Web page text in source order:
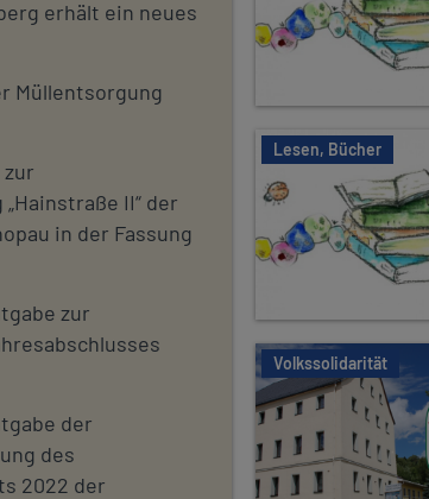
erhält ein neues
Müllentsorgung
II“ der
in der Fassung
zur
der
des
2022 der
Lesen, Bücher
Volkssolidarität